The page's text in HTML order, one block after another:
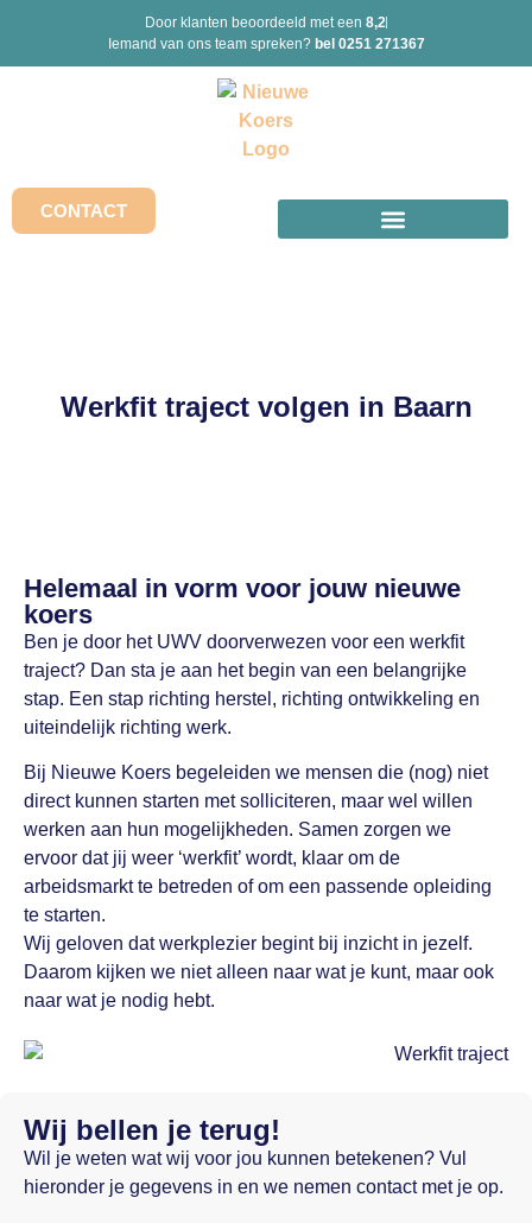
Door klanten beoordeeld met een 8,2
Iemand van ons team spreken? bel 0251 271367
CONTACT
Werkfit traject volgen in Baarn
Helemaal in vorm voor jouw nieuwe
koers
Ben je door het UWV doorverwezen voor een werkfit
traject? Dan sta je aan het begin van een belangrijke
stap. Een stap richting herstel, richting ontwikkeling en
uiteindelijk richting werk.
Bij Nieuwe Koers begeleiden we mensen die (nog) niet
direct kunnen starten met solliciteren, maar wel willen
werken aan hun mogelijkheden. Samen zorgen we
ervoor dat jij weer ‘werkfit’ wordt, klaar om de
arbeidsmarkt te betreden of om een passende opleiding
te starten.
Wij geloven dat werkplezier begint bij inzicht in jezelf.
Daarom kijken we niet alleen naar wat je kunt, maar ook
naar wat je nodig hebt.
Wij bellen je terug!
Wil je weten wat wij voor jou kunnen betekenen? Vul
hieronder je gegevens in en we nemen contact met je op.